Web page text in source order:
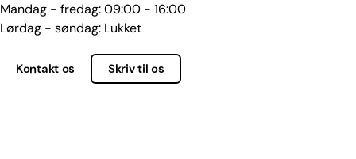
Mandag - fredag: 09:00 - 16:00
Lørdag - søndag: Lukket
Kontakt os Skriv til os